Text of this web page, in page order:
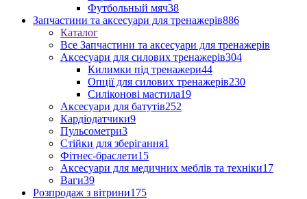
Футбольный мяч38
Запчастини та аксесуари для тренажерів886
Каталог
Все Запчастини та аксесуари для тренажерів
Аксесуари для силових тренажерів304
Килимки під тренажери44
Опції для силових тренажерів230
Силіконові мастила19
Аксесуари для батутів252
Кардіодатчики9
Пульсометри3
Стійки для зберігання1
Фітнес-браслети15
Аксесуари для медичних меблів та техніки17
Ваги39
Розпродаж з вітрини175